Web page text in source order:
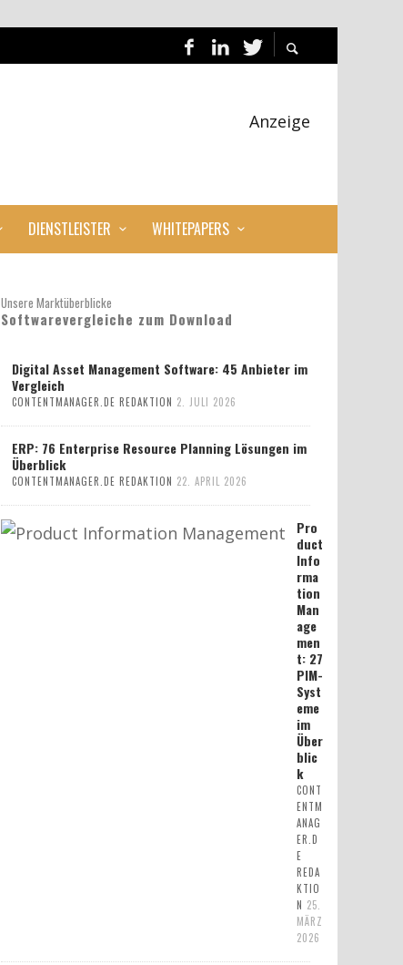
Anzeige
DIENSTLEISTER WHITEPAPERS
Unsere Marktüberblicke
Softwarevergleiche zum Download
Digital Asset Management Software: 45 Anbieter im
Vergleich
CONTENTMANAGER.DE REDAKTION 2. JULI 2026
ERP: 76 Enterprise Resource Planning Lösungen im
Überblick
CONTENTMANAGER.DE REDAKTION 22. APRIL 2026
Pro
duct
Info
rma
tion
Man
age
men
t: 27
PIM-
Syst
eme
im
Über
blic
k
CONT
ENTM
ANAG
ER.D
E
REDA
KTIO
N 25.
MÄRZ
2026